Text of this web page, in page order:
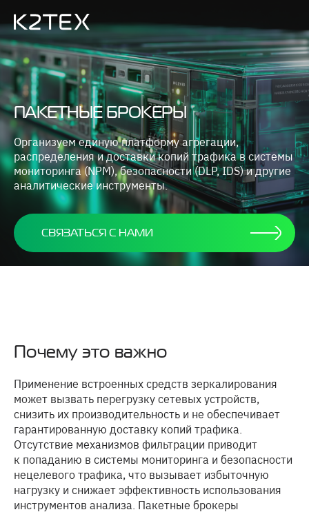
ПАКЕТНЫЕ БРОКЕРЫ
Организуем единую платформу агрегации,
распределения и доставки копий трафика в системы
мониторинга (NPM), безопасности (DLP, IDS) и другие
аналитические инструменты.
СВЯЗАТЬСЯ С НАМИ
Почему это важно
Применение встроенных средств зеркалирования
может вызвать перегрузку сетевых устройств,
снизить их производительность и не обеспечивает
гарантированную доставку копий трафика.
Отсутствие механизмов фильтрации приводит
к попаданию в системы мониторинга и безопасности
нецелевого трафика, что вызывает избыточную
нагрузку и снижает эффективность использования
инструментов анализа. Пакетные брокеры